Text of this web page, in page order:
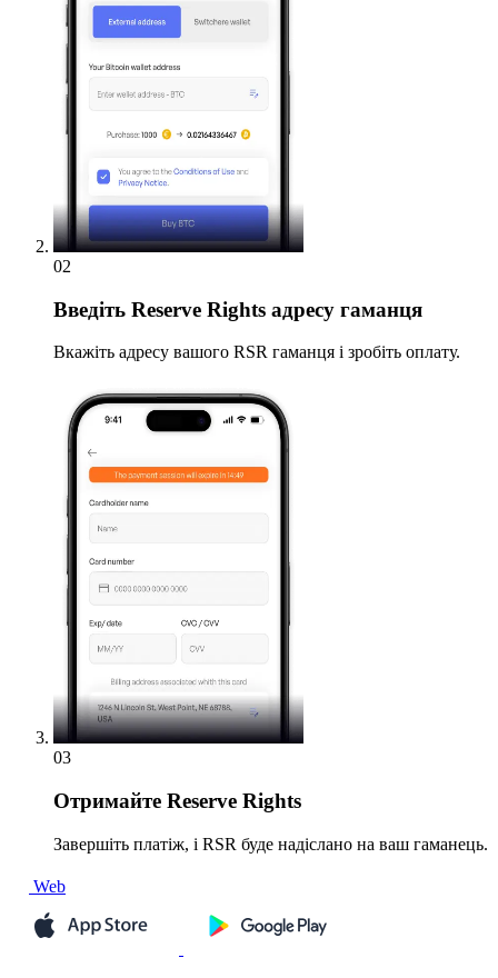
02
Введіть Reserve Rights адресу гаманця
Вкажіть адресу вашого RSR гаманця і зробіть оплату.
03
Отримайте Reserve Rights
Завершіть платіж, і RSR буде надіслано на ваш гаманець.
Web